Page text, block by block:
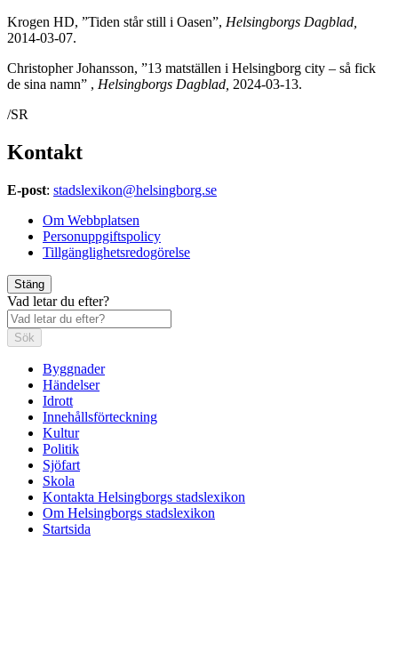
Krogen HD, ”Tiden står still i Oasen”, Helsingborgs Dagblad,
2014-03-07.
Christopher Johansson, ”13 matställen i Helsingborg city – så fick
de sina namn” , Helsingborgs Dagblad, 2024-03-13.
/SR
Kontakt
E-post: stadslexikon@helsingborg.se
Om Webbplatsen
Personuppgiftspolicy
Tillgänglighetsredogörelse
Stäng
Vad letar du efter?
Sök
Byggnader
Händelser
Idrott
Innehållsförteckning
Kultur
Politik
Sjöfart
Skola
Kontakta Helsingborgs stadslexikon
Om Helsingborgs stadslexikon
Startsida